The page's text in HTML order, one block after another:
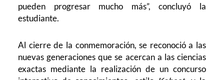
pueden progresar mucho más”, concluyó la
estudiante.
Al cierre de la conmemoración, se reconoció a las
nuevas generaciones que se acercan a las ciencias
exactas mediante la realización de un concurso